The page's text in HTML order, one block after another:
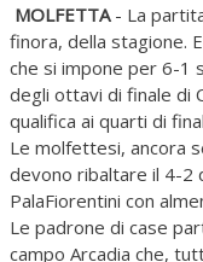
MOLFETTA- La
finora, della stagione.
che si impone per 6-1
degli ottavi di finale di
qualifica ai quarti di
Le molfettesi, ancora
devono ribaltare il 4-2
PalaFiorentini con
Le padrone di case
campo Arcadia che,